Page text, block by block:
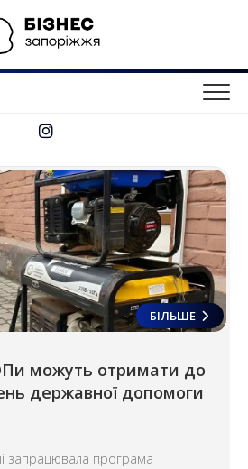
БІЛЬШЕ
можуть отримати до
державної допомоги
запрацювала програма